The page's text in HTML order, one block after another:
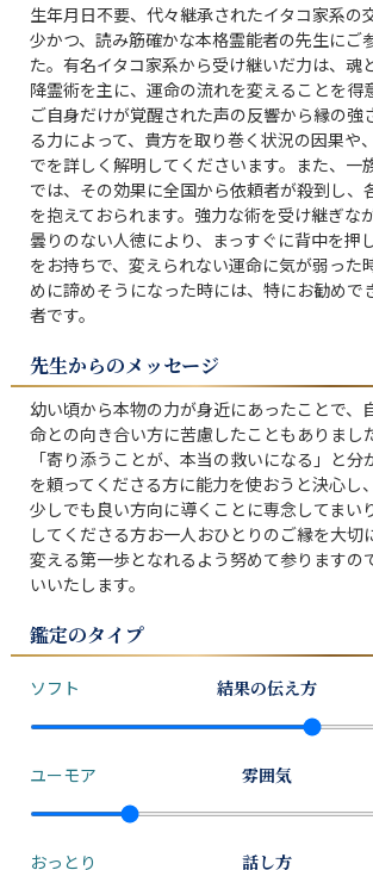
生年月日不要、代々継承されたイタコ家系の
少かつ、読み筋確かな本格霊能者の先生にご
た。有名イタコ家系から受け継いだ力は、魂
降霊術を主に、運命の流れを変えることを得
ご自身だけが覚醒された声の反響から縁の強
る力によって、貴方を取り巻く状況の因果や
でを詳しく解明してくださいます。また、一
では、その効果に全国から依頼者が殺到し、
を抱えておられます。強力な術を受け継ぎな
曇りのない人徳により、まっすぐに背中を押
をお持ちで、変えられない運命に気が弱った
めに諦めそうになった時には、特にお勧めで
者です。
先生からのメッセージ
幼い頃から本物の力が身近にあったことで、
命との向き合い方に苦慮したこともありまし
「寄り添うことが、本当の救いになる」と分
を頼ってくださる方に能力を使おうと決心し
少しでも良い方向に導くことに専念してまい
してくださる方お一人おひとりのご縁を大切
変える第一歩となれるよう努めて参りますの
いいたします。
鑑定のタイプ
ソフト 結果の伝え方
ユーモア 雰囲気
おっとり 話し方